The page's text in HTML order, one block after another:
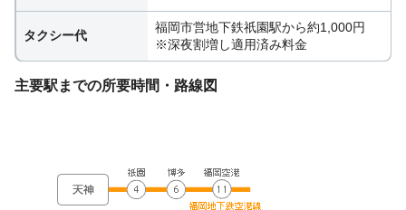
タクシー代
福岡市営地下鉄祇園駅から約1,000円
※深夜割増し適用済み料金
主要駅までの所要時間・路線図